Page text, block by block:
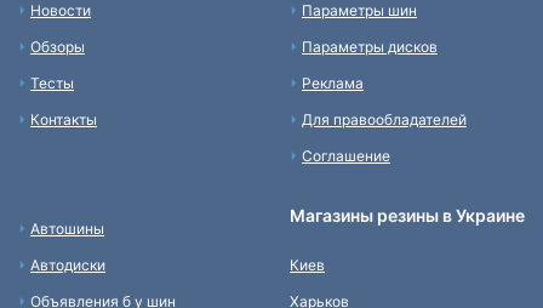
Новости
Обзоры
Тесты
Контакты
Параметры шин
Параметры дисков
Реклама
Для правообладателей
Соглашение
Автошины
Автодиски
Объявления б у шин
Магазины резины в Украине
Киев
Харьков